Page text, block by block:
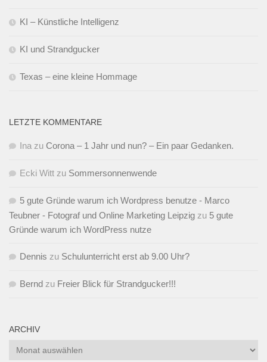
KI – Künstliche Intelligenz
KI und Strandgucker
Texas – eine kleine Hommage
LETZTE KOMMENTARE
Ina zu Corona – 1 Jahr und nun? – Ein paar Gedanken.
Ecki Witt zu Sommersonnenwende
5 gute Gründe warum ich Wordpress benutze - Marco
Teubner - Fotograf und Online Marketing Leipzig zu 5 gute
Gründe warum ich WordPress nutze
Dennis zu Schulunterricht erst ab 9.00 Uhr?
Bernd zu Freier Blick für Strandgucker!!!
ARCHIV
Archiv